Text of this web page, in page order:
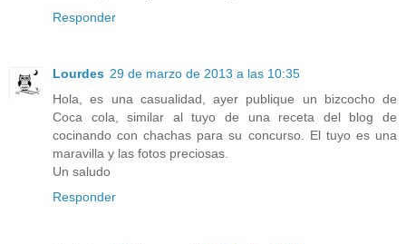
Responder
Lourdes 29 de marzo de 2013 a las 10:35
Hola, es una casualidad, ayer publique un bizcocho de
Coca cola, similar al tuyo de una receta del blog de
cocinando con chachas para su concurso. El tuyo es una
maravilla y las fotos preciosas.
Un saludo
Responder